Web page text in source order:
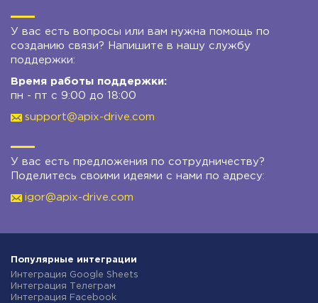
У вас есть вопросы или вам нужна помощь по
созданию связи? Напишите в нашу службу
поддержки:
Время работы поддержки:
пн - пт с 9:00 до 18:00
support@apix-drive.com
У вас есть предложения по сотрудничеству?
Поделитесь своими идеями с нами по адресу:
igor@apix-drive.com
Популярные интеграции
Интеграция Google Sheets
Интеграция Телеграм
Интеграция Facebook